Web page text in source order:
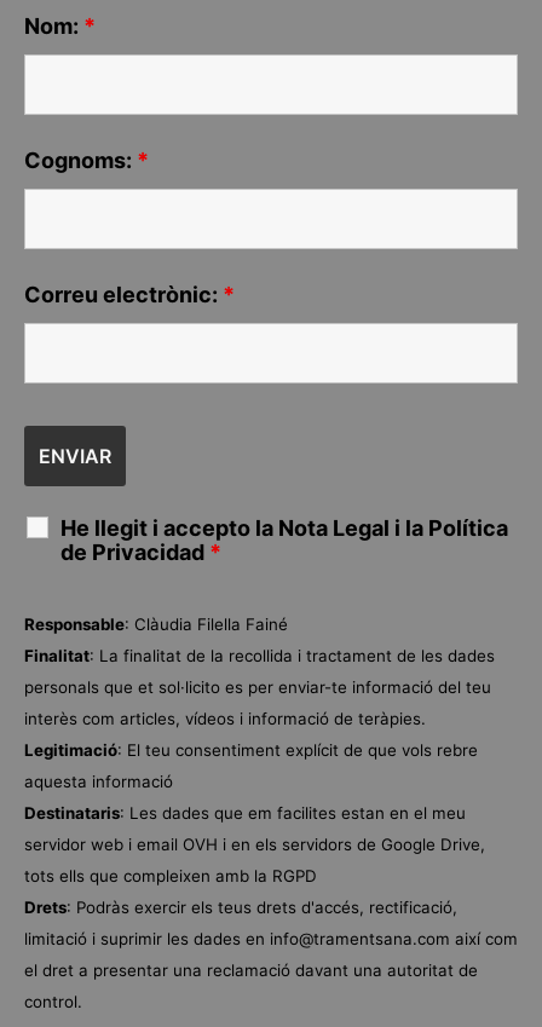
Nom: *
Cognoms: *
Correu electrònic: *
He llegit i accepto la Nota Legal i la Política
de Privacidad *
Responsable: Clàudia Filella Fainé
Finalitat: La finalitat de la recollida i tractament de les dades
personals que et sol·licito es per enviar-te informació del teu
interès com articles, vídeos i informació de teràpies.
Legitimació: El teu consentiment explícit de que vols rebre
aquesta informació
Destinataris: Les dades que em facilites estan en el meu
servidor web i email OVH i en els servidors de Google Drive,
tots ells que compleixen amb la RGPD
Drets: Podràs exercir els teus drets d'accés, rectificació,
limitació i suprimir les dades en info@tramentsana.com així com
el dret a presentar una reclamació davant una autoritat de
control.